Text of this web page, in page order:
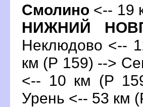
Смолино <-- 19
НИЖНИЙ
Неклюдово <--
км (Р 159) -->
<-- 10 км (Р
Урень <-- 53 км